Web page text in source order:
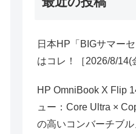
日本HP「BIGサマー
はコレ！［2026/8/14(
HP OmniBook X Flip
ュー：Core Ultra ×
の高いコンバーチブル